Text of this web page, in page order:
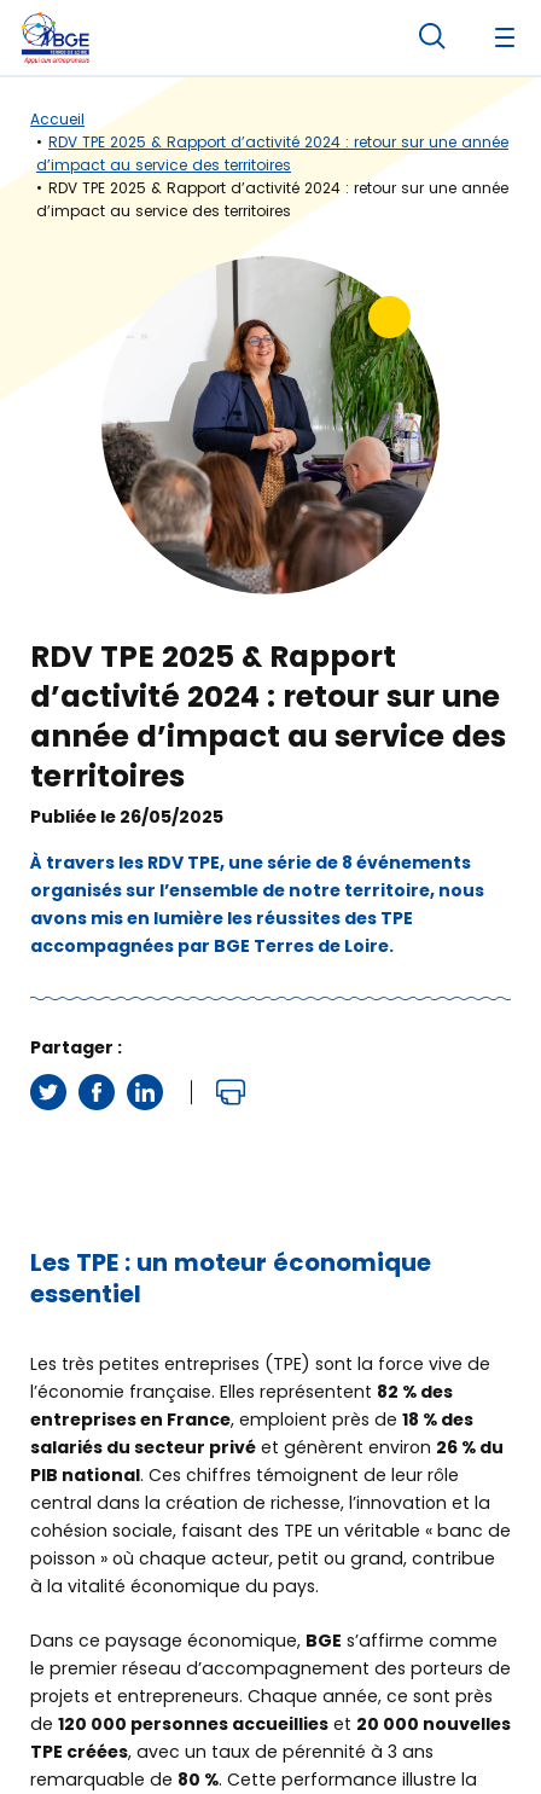
Accueil
RDV TPE 2025 & Rapport d’activité 2024 : retour sur une année
d’impact au service des territoires
RDV TPE 2025 & Rapport d’activité 2024 : retour sur une année
d’impact au service des territoires
RDV TPE 2025 & Rapport
d’activité 2024 : retour sur une
année d’impact au service des
territoires
Publiée le 26/05/2025
À travers les RDV TPE, une série de 8 événements
organisés sur l’ensemble de notre territoire, nous
avons mis en lumière les réussites des TPE
accompagnées par BGE Terres de Loire.
Partager :
Les TPE : un moteur économique
essentiel
Les très petites entreprises (TPE) sont la force vive de
l’économie française. Elles représentent 82 % des
entreprises en France, emploient près de 18 % des
salariés du secteur privé et génèrent environ 26 % du
PIB national. Ces chiffres témoignent de leur rôle
central dans la création de richesse, l’innovation et la
cohésion sociale, faisant des TPE un véritable « banc de
poisson » où chaque acteur, petit ou grand, contribue
à la vitalité économique du pays.
Dans ce paysage économique, BGE s’affirme comme
le premier réseau d’accompagnement des porteurs de
projets et entrepreneurs. Chaque année, ce sont près
de 120 000 personnes accueillies et 20 000 nouvelles
TPE créées, avec un taux de pérennité à 3 ans
remarquable de 80 %. Cette performance illustre la
Panneau de gestion des cookies